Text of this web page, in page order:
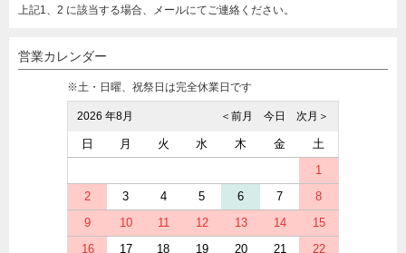
上記1、2 に該当する場合、メールにてご連絡ください。
営業カレンダー
※土・日曜、祝祭日は完全休業日です
2026 年8月 次月＞
今日
＜前月
日 月 火 水 木 金
土
1
2
3 4 5 6 7
8
9
10 11 12 13 14
15
16
17 18 19 20 21 22